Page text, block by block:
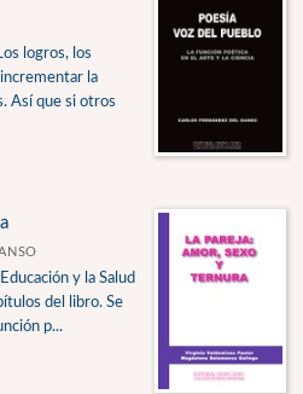
logros, los
la
Así que si otros
y la Salud
del libro. Se
p...